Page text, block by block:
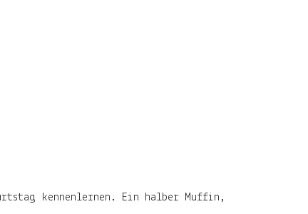
kennenlernen. Ein halber Muffin,